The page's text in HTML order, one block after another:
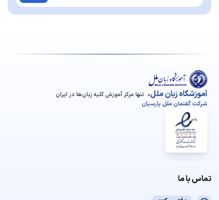
آموزشگاه زبان ملل، تنها مرکز آموزش کلیه زبان‌ها در ایران
شرکت گفتمان ملل پارسیان
تماس با ما